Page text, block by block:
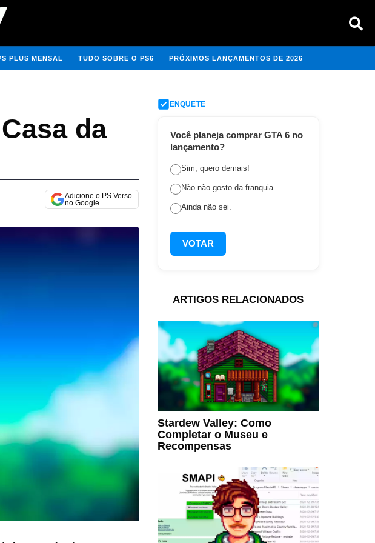
PLUS MENSAL TUDO SOBRE O PS6 PRÓXIMOS LANÇAMENTOS DE 2026
da
Adicione o PS Verso
no Google
ENQUETE
Você planeja comprar GTA 6 no
lançamento?
Sim, quero demais!
Não não gosto da franquia.
Ainda não sei.
VOTAR
ARTIGOS RELACIONADOS
Stardew Valley: Como
Completar o Museu e
Recompensas